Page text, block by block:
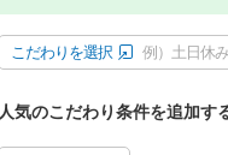
こだわりを選択 例）土日休み
人気のこだわり条件を追加す